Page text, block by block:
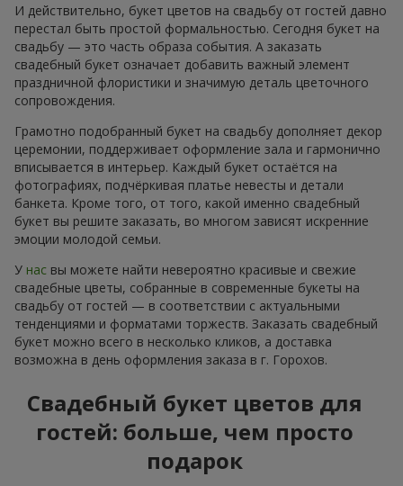
И действительно, букет цветов на свадьбу от гостей давно
перестал быть простой формальностью. Сегодня букет на
свадьбу — это часть образа события. А заказать
свадебный букет означает добавить важный элемент
праздничной флористики и значимую деталь цветочного
сопровождения.
Грамотно подобранный букет на свадьбу дополняет декор
церемонии, поддерживает оформление зала и гармонично
вписывается в интерьер. Каждый букет остаётся на
фотографиях, подчёркивая платье невесты и детали
банкета. Кроме того, от того, какой именно свадебный
букет вы решите заказать, во многом зависят искренние
эмоции молодой семьи.
У нас вы можете найти невероятно красивые и свежие
свадебные цветы, собранные в современные букеты на
свадьбу от гостей — в соответствии с актуальными
тенденциями и форматами торжеств. Заказать свадебный
букет можно всего в несколько кликов, а доставка
возможна в день оформления заказа в г. Горохов.
Свадебный букет цветов для
гостей: больше, чем просто
подарок